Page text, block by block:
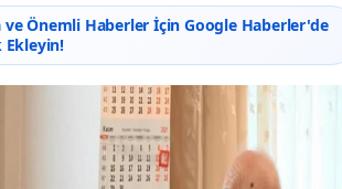
ve Önemli Haberler İçin Google Haberler'de
Ekleyin!